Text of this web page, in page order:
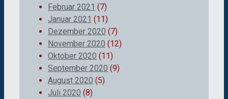
Februar 2021 (7)
Januar 2021 (11)
Dezember 2020 (7)
November 2020 (12)
Oktober 2020 (11)
September 2020 (9)
August 2020 (5)
Juli 2020 (8)